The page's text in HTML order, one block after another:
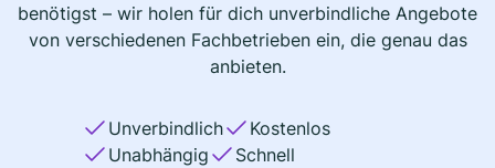
benötigst – wir holen für dich unverbindliche Angebote
von verschiedenen Fachbetrieben ein, die genau das
anbieten.
Unverbindlich
Kostenlos
Unabhängig
Schnell